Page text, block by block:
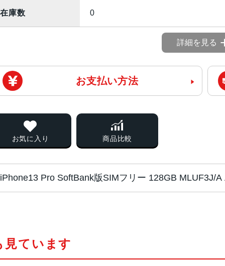
在庫数 0
詳細を見る
お支払い方法
お気に入り 商品比較
iPhone13 Pro SoftBank版SIMフリー 128GB MLUF3J/
カラー グラファイト、ゴールド、シルバ
見ています